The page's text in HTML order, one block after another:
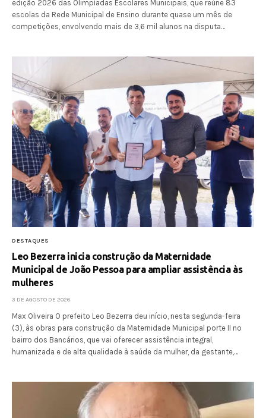
edição 2026 das Olimpíadas Escolares Municipais, que reúne 83
escolas da Rede Municipal de Ensino durante quase um mês de
competições, envolvendo mais de 3,6 mil alunos na disputa…
DESTAQUES
Leo Bezerra inicia construção da Maternidade
Municipal de João Pessoa para ampliar assistência às
mulheres
3 DE AGOSTO DE 2026
Max Oliveira O prefeito Leo Bezerra deu início, nesta segunda-feira
(3), às obras para construção da Maternidade Municipal porte II no
bairro dos Bancários, que vai oferecer assistência integral,
humanizada e de alta qualidade à saúde da mulher, da gestante,…